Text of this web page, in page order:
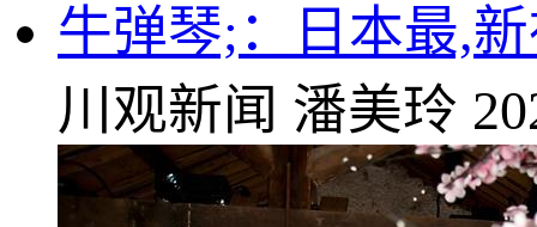
牛弹琴;：日本最,
川观新闻 潘美玲